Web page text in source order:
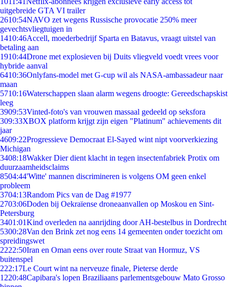
uitgebreide GTA VI trailer
2610:54NAVO zet wegens Russische provocatie 250% meer
gevechtsvliegtuigen in
1410:46Accell, moederbedrijf Sparta en Batavus, vraagt uitstel van
betaling aan
1910:44Drone met explosieven bij Duits vliegveld voedt vrees voor
hybride aanval
6410:36Onlyfans-model met G-cup wil als NASA-ambassadeur naar
maan
5710:16Waterschappen slaan alarm wegens droogte: Gereedschapskist
leeg
3909:53Vinted-foto's van vrouwen massaal gedeeld op seksfora
309:33XBOX platform krijgt zijn eigen "Platinum" achievements dit
jaar
4609:22Progressieve Democraat El-Sayed wint nipt voorverkiezing
Michigan
3408:18Wakker Dier dient klacht in tegen insectenfabriek Protix om
duurzaamheidsclaims
8504:44'Witte' mannen discrimineren is volgens OM geen enkel
probleem
3704:13Random Pics van de Dag #1977
2703:06Doden bij Oekraïense droneaanvallen op Moskou en Sint-
Petersburg
3401:01Kind overleden na aanrijding door AH-bestelbus in Dordrecht
5300:28Van den Brink zet nog eens 14 gemeenten onder toezicht om
spreidingswet
2222:50Iran en Oman eens over route Straat van Hormuz, VS
buitenspel
222:17Le Court wint na nerveuze finale, Pieterse derde
1220:48Capibara's lopen Braziliaans parlementsgebouw Mato Grosso